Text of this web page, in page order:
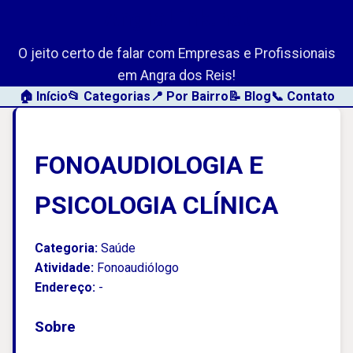
O jeito certo de falar com Empresas e Profissionais
em Angra dos Reis!
🏠 Início📂 Categorias 📍 Por Bairro📝 Blog📞 Contato
FONOAUDIOLOGIA E
PSICOLOGIA CLÍNICA
Categoria: Saúde
Atividade: Fonoaudiólogo
Endereço: -
Sobre